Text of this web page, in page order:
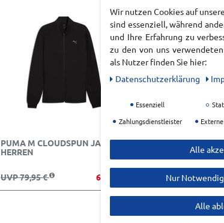
PUMA M CLOUDSPUN JACKET
HERREN
UVP 79,95 € 68,99 €*
PUMA M X
SHORT HERREN
Wir nutzen Cookies auf
sind essenziell, während
und Ihre Erfahrung zu
zu den von uns
als Nutzer finden Sie hier:
Daten­schutz­erklärung
Essenziell
Zahlungsdienstleister
Alle
Nur
Alle